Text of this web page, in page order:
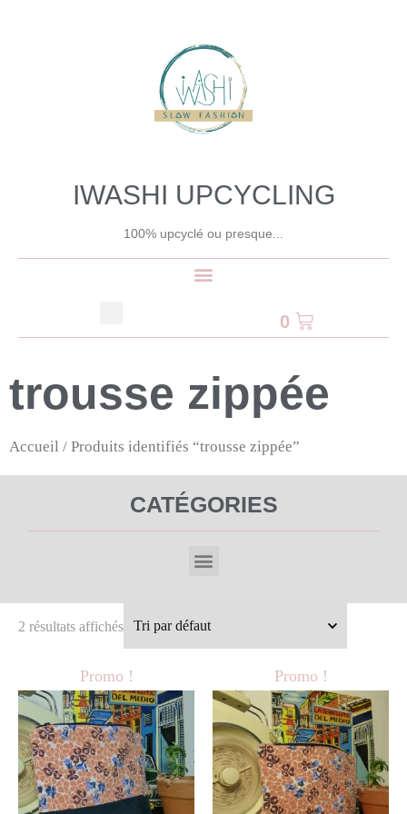
IWASHI UPCYCLING
100% upcyclé ou presque...
0
trousse zippée
Accueil / Produits identifiés “trousse zippée”
2 résultats affichés
Promo ! Promo !
CATÉGORIES